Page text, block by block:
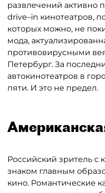
развлечений активно
drive–in кинотеатров,
которых можно, не
мода,
противовирусными
Петербург. За
автокинотеатров в
пяти. И это не предел.
Российский зритель с
знаком главным
кино. Романтические